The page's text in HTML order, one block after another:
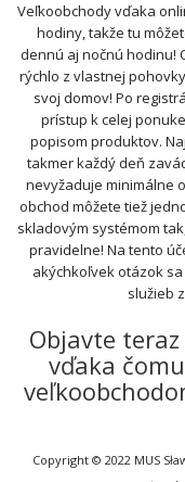
Veľkoobchody vďaka
hodiny, takže tu
dennú aj nočnú hodinu!
rýchlo z vlastnej
svoj domov! Po
prístup k celej
popisom produktov.
takmer každý deň
nevyžaduje minimálne
obchod môžete tiež
skladovým systémom
pravidelne! Na tento
akýchkoľvek otázok
služieb
Objavte
vďaka
Copyright © 2022 MUS